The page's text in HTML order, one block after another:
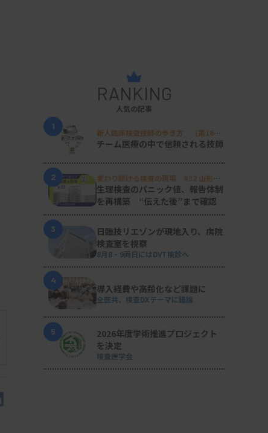
RANKING
人気の記事
1
新人臨床検査技師の歩き方 ［第16
回］
チーム医療の中で信頼される技師
2
変わり続ける検査の現場 #32 山形済
生病院
生理検査のパニック値、報告体制
を再構築 “伝えた後”まで確認
3
日臨技リエゾンが現地入り、病院
検査室を視察
8月8・9両日にはDVT検診へ
4
導入経費や高齢化など課題に
全医共、検査DXテーマに議論
5
2026年度学術推進プロジェクト
を決定
検査医学会